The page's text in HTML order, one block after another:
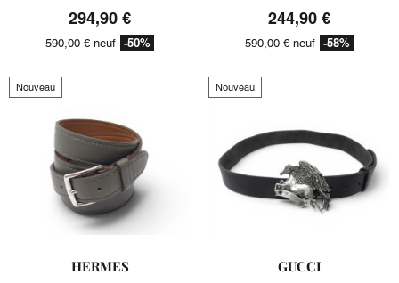
294,90 €
590,00 € neuf -50%
244,90 €
590,00 € neuf -58%
Nouveau
HERMES
Nouveau
GUCCI